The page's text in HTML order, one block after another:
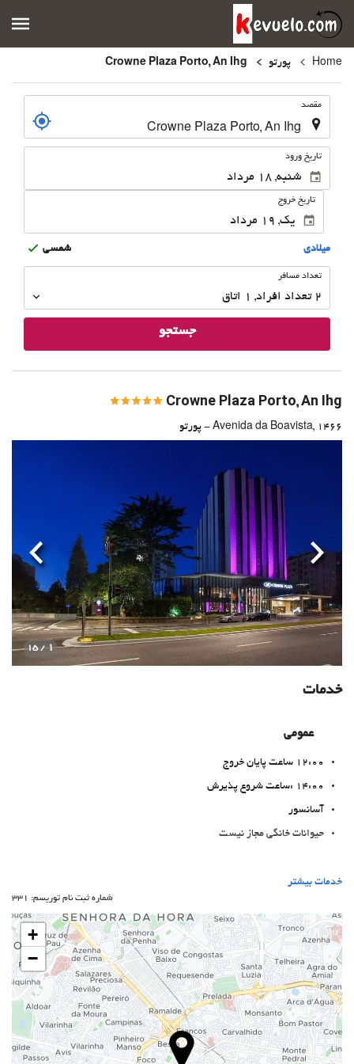
Home پورتو
مقصد
تاریخ ورود
تاریخ خروج
ميلادى شمسى
تعداد
تعداد مسافر
2 تعداد افراد ,
1 اتاق
جستجو
Crowne Plaza Porto, An Ihg
Avenida da Boavista, 1466 - پورتو
1
/ 15
قبلی بعدی
خدمات
عمومی
12:00 ساعت پایان خروج
14:00 :ساعت شروع پذیرش
آسانسور
حیوانات خانگی مجاز نیست
خدمات پذیرش
انبار چمدان
غذا و نوشیدنی
رستوران آلاکارته
بار
خدمات بیشتر
شماره ثبت نام توریسم: 331
+
−